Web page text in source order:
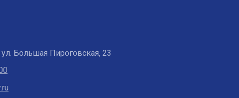
Большая Пироговская, 23